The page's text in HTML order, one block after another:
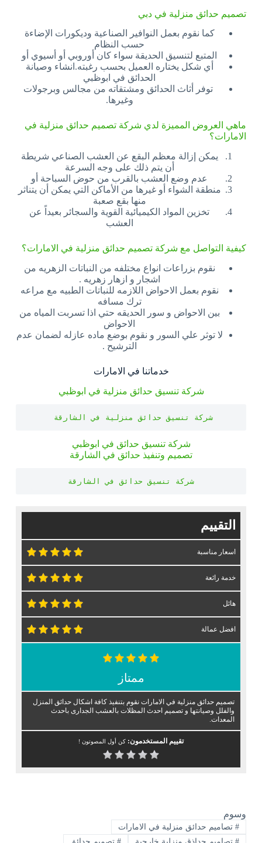
تصميم حدائق منزلية في دبي
كما نقوم بعمل النوافير الصناعية وديكورات الإضاءة
حسب النظام
المتبع لتنسيق الحديقة سواء كان أوروبي أو أسيوي أو
أي شكل يختاره العميل بحسب رغبته.انشاء وصيانة
الحدائق في ابوظبي
توفر أثاث الحدائق ومشتقاته من مجالس وبرجولات
وغيرها.
ماهي العروض المميزة لدي شركة تصميم حدائق منزلية في
الامارات؟
يمكن إزالة معظم البقع عن العشب الصناعي شريطة
أن يتم ذلك على وجه السرعة
عدم وضع العشب بالقرب من حوض السباحة أو
منطقة الشواء أو غيرها من الأماكن التي يمكن أن يتناثر
منها بقع صعبة
تخزين المواد الكيميائية القوية والسجائر بعيداً عن
العشب
كيفية التواصل مع شركة تصميم حدائق منزلية في الامارات؟
نقوم بزراعات انواع مختلفه من النباتات الزهريه من
اشجار و ازهار زهريه .
نقوم بعمل الاحواض اللازمه للنباتات الطبيه مع مراعه
ترك مسافه
بين الاحواض و سور الحديقه حتي اذا تسربت المياه من
الاحواض
لا توثر علي السور و نقوم بوضع ماده عازله لضمان عدم
الترشيح .
خدماتنا في الامارات
شركة تنسيق حدائق منزلية في ابوظبي
شركة تنسيق حدائق منزلية في الشارقة
شركة تنسيق حدائق في ابوظبي
تصميم وتنفيذ حدائق في الشارقة
شركة تنسيق حدائق في الشارقة
التقييم
اسعار مناسبة
خدمة رائعة
هائل
افضل عمالة
ممتاز
تصميم حدائق منزلية في الامارات نقوم بتنفيذ كافة اشكال حدائق المنزل
والفلل وصيانتها و تصميم احدث المظلات بالعشب الجدارى باحدث
المعدات.
تقييم المستخدمون: كن أول المصوتون !
وسوم
#تصاميم حدائق منزلية في الامارات